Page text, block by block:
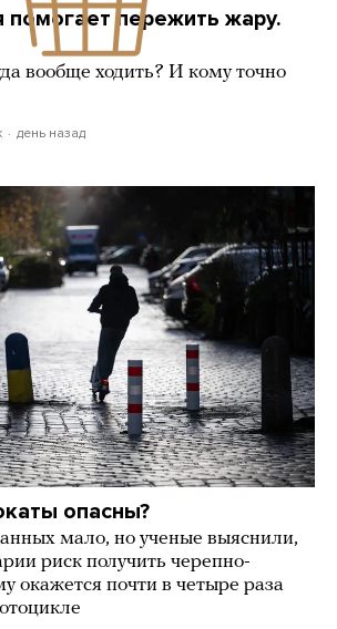
помогает пережить жару.
вообще ходить? И кому точно
день назад
опасны?
мало, но ученые выяснили,
риск получить черепно-
окажется почти в четыре раза